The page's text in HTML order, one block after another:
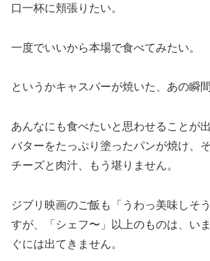
口一杯に頬張りたい。
一度でいいから本場で食べてみたい。
というかキャスパーが焼いた、あの瞬
あんなにも食べたいと思わせることが
バターをたっぷり塗ったパンが焼け、
チーズと肉汁、もう堪りません。
ジブリ映画のご飯も「うわっ美味しそ
すが、「シェフ〜」以上のものは、い
ぐには出てきません。